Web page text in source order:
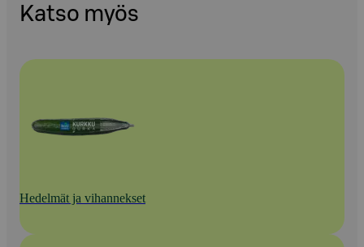
Katso myös
Hedelmät ja vihannekset